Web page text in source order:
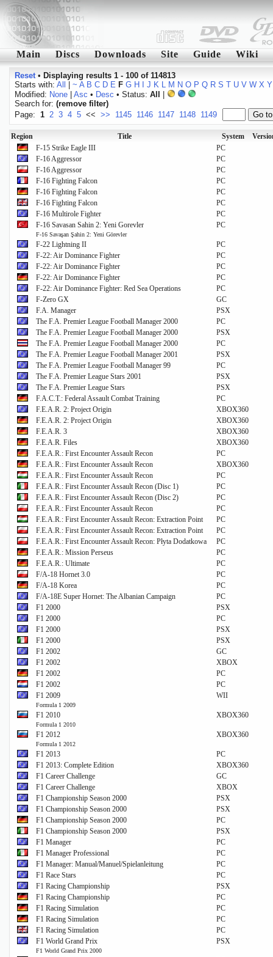
Main Discs Downloads Site Guide Wiki
Reset• Displaying results 1 - 100 of 114813
Starts with: All ~ A B C D E F G H J K L M N O P Q R S T U V W X Y
Modified: None| Asc • Desc • Status: All
Search for: (remove filter)
Page: 1 2 3 4 5 << >> 1145 1146 1147 1148 1149
Region Title System
F-15 Strike Eagle III
PC
F-16 Aggressor
PC
F-16 Aggressor
PC
F-16 Fighting Falcon
PC
F-16 Fighting Falcon
PC
F-16 Fighting Falcon
PC
F-16 Multirole Fighter
PC
F-16 Savasan Sahin 2: Yeni Gorevler
F-16 Savaşan Şahin 2: Yeni Görevler
PC
F-22 Lightning II
PC
F-22: Air Dominance Fighter
PC
F-22: Air Dominance Fighter
PC
F-22: Air Dominance Fighter
PC
F-22: Air Dominance Fighter: Red Sea Operations
PC
F-Zero GX
GC
F.A. Manager
PSX
The F.A. Premier League Football Manager 2000
PC
The F.A. Premier League Football Manager 2000
PSX
The F.A. Premier League Football Manager 2000
PC
The F.A. Premier League Football Manager 2001
PSX
The F.A. Premier League Football Manager 99
PC
The F.A. Premier League Stars 2001
PSX
The F.A. Premier League Stars
PSX
F.A.C.T.: Federal Assault Combat Training
PC
F.E.A.R. 2: Project Origin
XBOX360
F.E.A.R. 2: Project Origin
XBOX360
F.E.A.R. 3
XBOX360
F.E.A.R. Files
XBOX360
F.E.A.R.: First Encounter Assault Recon
PC
F.E.A.R.: First Encounter Assault Recon
XBOX360
F.E.A.R.: First Encounter Assault Recon
PC
F.E.A.R.: First Encounter Assault Recon (Disc 1)
PC
F.E.A.R.: First Encounter Assault Recon (Disc 2)
PC
F.E.A.R.: First Encounter Assault Recon
PC
F.E.A.R.: First Encounter Assault Recon: Extraction Point
PC
F.E.A.R.: First Encounter Assault Recon: Extraction Point
PC
F.E.A.R.: First Encounter Assault Recon: Płyta Dodatkowa
PC
F.E.A.R.: Mission Perseus
PC
F.E.A.R.: Ultimate
PC
F/A-18 Hornet 3.0
PC
F/A-18 Korea
PC
F/A-18E Super Hornet: The Albanian Campaign
PC
F1 2000
PSX
F1 2000
PC
F1 2000
PSX
F1 2000
PSX
F1 2002
GC
F1 2002
XBOX
F1 2002
PC
F1 2002
PC
F1 2009
Formula 1 2009
WII
F1 2010
Formula 1 2010
XBOX360
F1 2012
Formula 1 2012
XBOX360
F1 2013
PC
F1 2013: Complete Edition
XBOX360
F1 Career Challenge
GC
F1 Career Challenge
XBOX
F1 Championship Season 2000
PSX
F1 Championship Season 2000
PSX
F1 Championship Season 2000
PC
F1 Championship Season 2000
PSX
F1 Manager
PC
F1 Manager Professional
PC
F1 Manager: Manual/Manuel/Spielanleitung
PC
F1 Race Stars
PC
F1 Racing Championship
PSX
F1 Racing Championship
PC
F1 Racing Simulation
PC
F1 Racing Simulation
PC
F1 Racing Simulation
PC
F1 World Grand Prix
F1 World Grand Prix 2000
PSX